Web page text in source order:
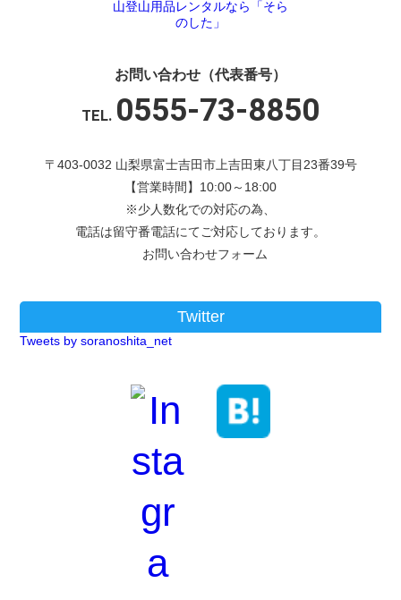
お問い合わせ（代表番号）
TEL. 0555-73-8850
〒403-0032 山梨県富士吉田市上吉田東八丁目23番39号
【営業時間】10:00～18:00
※少人数化での対応の為、
電話は留守番電話にてご対応しております。
お問い合わせフォーム
Twitter
Tweets by soranoshita_net